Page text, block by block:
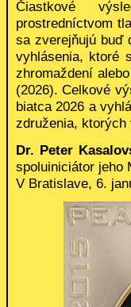
Čiastkové
prostredníctvom
sa zverejňujú buď
vyhlásenia, ktoré
zhromaždení
(2026). Celkové
biatca 2026 a
združenia, ktorých
Dr. Peter
spoluiniciátor jeho
V Bratislave, 6.